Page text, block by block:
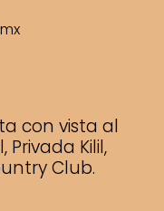
con vista al
Kilil,
Club.